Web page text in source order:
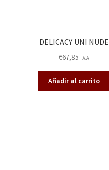
DELICACY UNI NUDE
€67,85 I.V.A
Añadir al carrito